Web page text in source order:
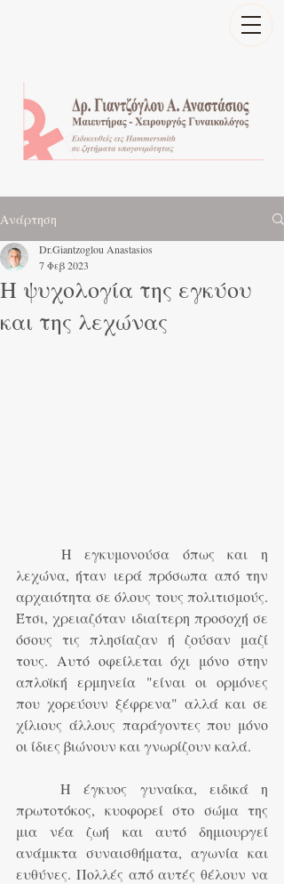
Ανάρτηση
Η ψυχολογία της εγκύου
και της λεχώνας
Dr.Giantzoglou Anastasios
7 Φεβ 2023
λεχώνα, ήταν ιερά πρόσωπα από την
αρχαιότητα σε όλους τους πολιτισμούς.
Έτσι, χρειαζόταν ιδιαίτερη προσοχή σε
όσους τις πλησίαζαν ή ζούσαν μαζί
τους. Αυτό οφείλεται όχι μόνο στην
απλοϊκή ερμηνεία "είναι οι ορμόνες
που χορεύουν ξέφρενα" αλλά και σε
χίλιους άλλους παράγοντες που μόνο
οι ίδιες βιώνουν και γνωρίζουν καλά.
	Η έγκυος γυναίκα, ειδικά η
πρωτοτόκος, κυοφορεί στο σώμα της
μια νέα ζωή και αυτό δημιουργεί
ανάμικτα συναισθήματα, αγωνία και
ευθύνες. Πολλές από αυτές θέλουν να